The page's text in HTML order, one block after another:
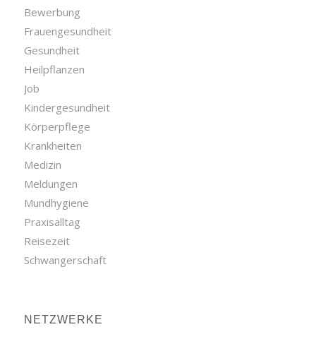
Bewerbung
Frauengesundheit
Gesundheit
Heilpflanzen
Job
Kindergesundheit
Körperpflege
Krankheiten
Medizin
Meldungen
Mundhygiene
Praxisalltag
Reisezeit
Schwangerschaft
NETZWERKE